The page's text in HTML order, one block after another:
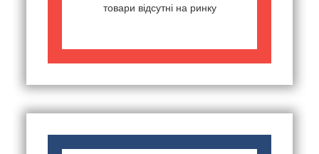
товари відсутні на ринку